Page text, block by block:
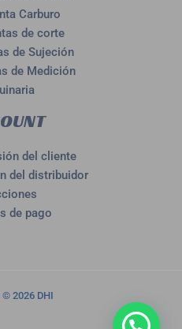
Carburo
de corte
de Sujeción
de Medición
del cliente
del distribuidor
de pago
2026 DHI